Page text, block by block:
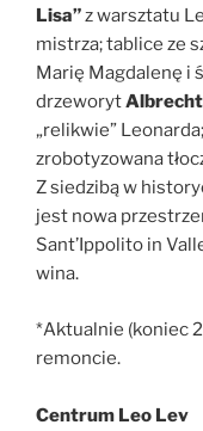
Lisa”z warsztatu
mistrza; tablice ze
Marię Magdalenę i
drzeworyt
„relikwie” Leonarda;
zrobotyzowana
Z siedzibą w
jest nowa
Sant’Ippolito in
wina.
*Aktualnie (koniec
remoncie.
Centrum Leo Lev